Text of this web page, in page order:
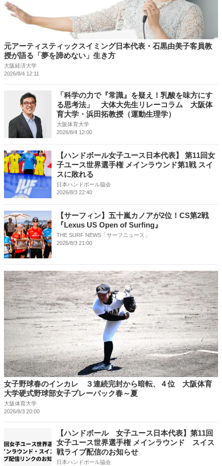
元アーティスティックスイミング日本代表・石黒由美子客員教
授が語る「夢を諦めない」生き方
大阪経済大学
2026/8/4 12:11
「科学の力で『常識』を疑え！乳酸を味方にす
る思考法」 大体大先生リレーコラム 大阪体
育大学・浜田拓教授（運動生理学）
大阪体育大学
2026/8/4 12:00
【ハンドボール女子ユース日本代表】 第11回女
子ユース世界選手権 メインラウンド第1戦 スイ
スに敗れる
日本ハンドボール協会
2026/8/3 22:40
【サーフィン】五十嵐カノアが2位！CS第2戦
『Lexus US Open of Surfing』
THE SURF NEWS「サーフニュース」
2026/8/3 21:00
女子野球春のインカレ ３連続完封から暗転、４位 大阪体育
大学硬式野球部女子プレーバック春～夏
大阪体育大学
2026/8/3 20:00
【ハンドボール 女子ユース日本代表】第11回
女子ユース世界選手権 メインラウンド スイス
戦ライブ配信のお知らせ
日本ハンドボール協会